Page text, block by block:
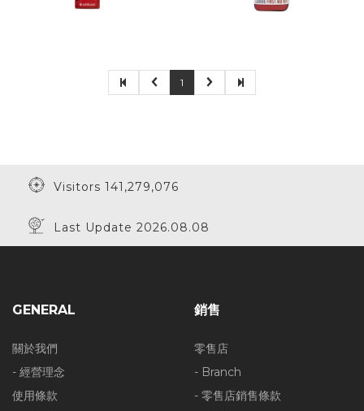
1
Visitors 141,279,076
Last Update 2026.08.08
GENERAL
關於我們
- 經營理念
使用條款
銷售
零售店
- Branch
- 零售店銷售條款